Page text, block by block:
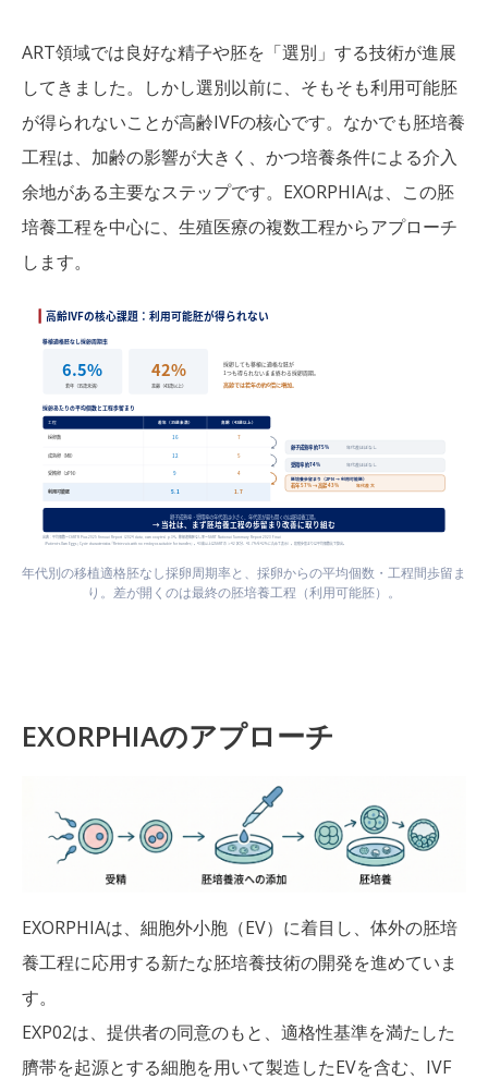
ART領域では良好な精子や胚を「選別」する技術が進展
してきました。しかし選別以前に、そもそも利用可能胚
が得られないことが高齢IVFの核心です。なかでも胚培養
工程は、加齢の影響が大きく、かつ培養条件による介入
余地がある主要なステップです。EXORPHIAは、この胚
培養工程を中心に、生殖医療の複数工程からアプローチ
します。
年代別の移植適格胚なし採卵周期率と、採卵からの平均個数・工程間歩留ま
り。差が開くのは最終の胚培養工程（利用可能胚）。
EXORPHIAのアプローチ
EXORPHIAは、細胞外小胞（EV）に着目し、体外の胚培
養工程に応用する新たな胚培養技術の開発を進めていま
す。
EXP02は、提供者の同意のもと、適格性基準を満たした
臍帯を起源とする細胞を用いて製造したEVを含む、IVF